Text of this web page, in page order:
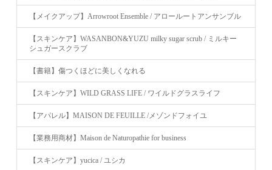
【メイクアップ】Arrowroot Ensemble / アロールートアンサンブル
【スキンケア】WASANBON&YUZU milky sugar scrub / ミルキー
シュガースクラブ
【書籍】傷つくほどに美しくなれる
【スキンケア】WILD GRASS LIFE / ワイルドグラスライフ
【アパレル】MAISON DE FEUILLE /メゾンドフォイユ
【業務用商材】Maison de Naturopathie for business
【スキンケア】yucica / ユシカ